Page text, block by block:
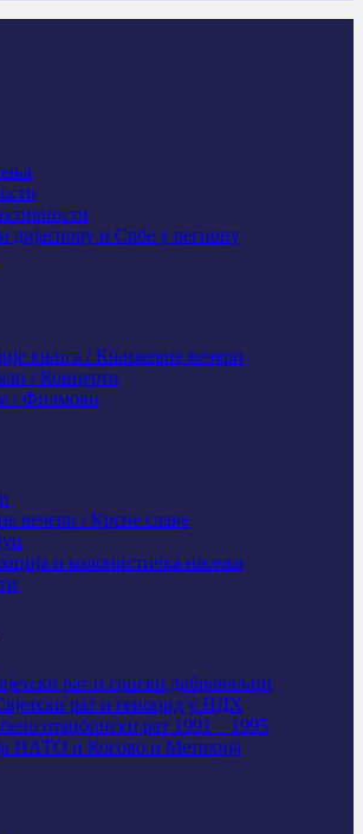
дијаспору и Србе у региону
књига / Књижевне вечери
/ Концерти
/ Филмови
вечери / Крсне славе
и колонистичка насеља
рат и српски добровољци
рат и геноцид у НДХ
отаџбински рат 1991 – 1995
НАТО и Косово и Метохија